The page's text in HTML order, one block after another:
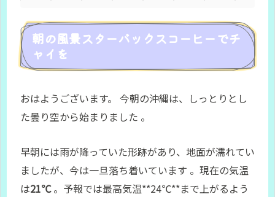
朝の風景スターバックスコーヒーでチ
ャイを
おはようございます。 今朝の沖縄は、しっとりとし
た曇り空から始まりました 。
早朝には雨が降っていた形跡があり、地面が濡れてい
ましたが、今は一旦落ち着いています 。現在の気温
は21℃ 。予報では最高気温**24℃**まで上がるよう